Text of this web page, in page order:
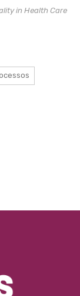
in Health Care